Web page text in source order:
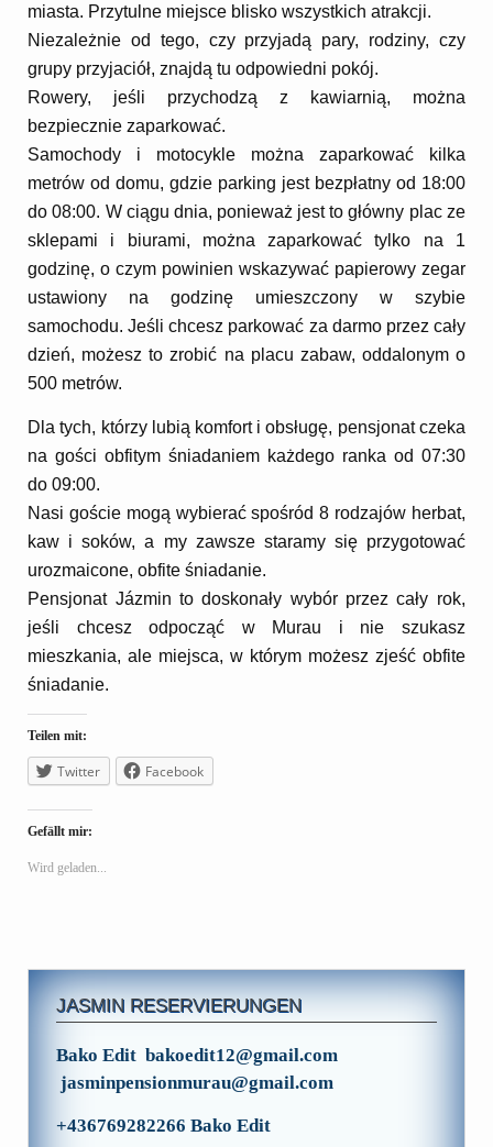
miasta. Przytulne miejsce blisko wszystkich atrakcji.
Niezależnie od tego, czy przyjadą pary, rodziny, czy
grupy przyjaciół, znajdą tu odpowiedni pokój.
Rowery, jeśli przychodzą z kawiarnią, można
bezpiecznie zaparkować.
Samochody i motocykle można zaparkować kilka
metrów od domu, gdzie parking jest bezpłatny od 18:00
do 08:00. W ciągu dnia, ponieważ jest to główny plac ze
sklepami i biurami, można zaparkować tylko na 1
godzinę, o czym powinien wskazywać papierowy zegar
ustawiony na godzinę umieszczony w szybie
samochodu. Jeśli chcesz parkować za darmo przez cały
dzień, możesz to zrobić na placu zabaw, oddalonym o
500 metrów.
Dla tych, którzy lubią komfort i obsługę, pensjonat czeka
na gości obfitym śniadaniem każdego ranka od 07:30
do 09:00.
Nasi goście mogą wybierać spośród 8 rodzajów herbat,
kaw i soków, a my zawsze staramy się przygotować
urozmaicone, obfite śniadanie.
Pensjonat Jázmin to doskonały wybór przez cały rok,
jeśli chcesz odpocząć w Murau i nie szukasz
mieszkania, ale miejsca, w którym możesz zjeść obfite
śniadanie.
Teilen mit:
Twitter Facebook
Gefällt mir:
Wird geladen...
JASMIN RESERVIERUNGEN
Bako Edit bakoedit12@gmail.com
jasminpensionmurau@gmail.com
+436769282266 Bako Edit